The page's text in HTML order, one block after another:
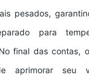
pesados,
para
final das contas,
aprimorar seu